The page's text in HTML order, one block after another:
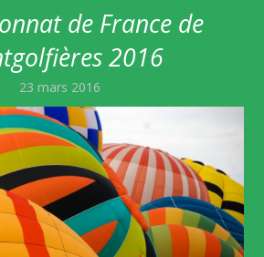
de France de
2016
23 mars 2016